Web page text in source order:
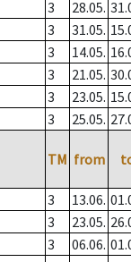
3 28.05.
3 31.05.
3 14.05.
3 21.05.
3 23.05.
3 25.05.
TM from
3 13.06.
3 23.05.
3 06.06.